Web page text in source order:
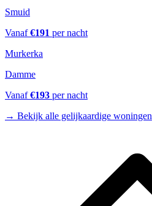
Smuid
Vanaf €191 per nacht
Murkerka
Damme
Vanaf €193 per nacht
→ Bekijk alle gelijkaardige woningen